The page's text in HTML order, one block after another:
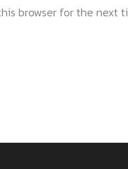
browser for the next